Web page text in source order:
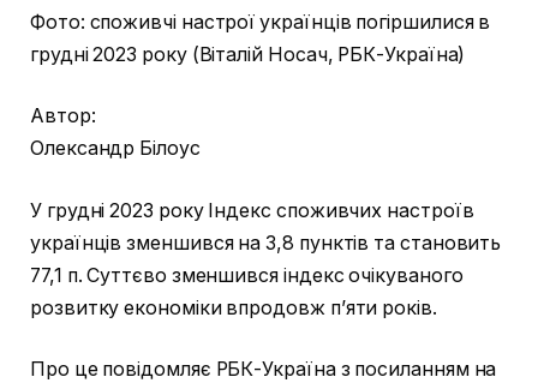
Фото: споживчі настрої українців погіршилися в
грудні 2023 року (Віталій Носач, РБК-Україна)
Автор:
Олександр Білоус
У грудні 2023 року Індекс споживчих настроїв
українців зменшився на 3,8 пунктів та становить
77,1 п. Суттєво зменшився індекс очікуваного
розвитку економіки впродовж п’яти років.
Про це повідомляє РБК-Україна з посиланням на